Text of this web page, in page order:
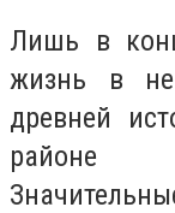
Лишь в
жизнь в
древней
районе